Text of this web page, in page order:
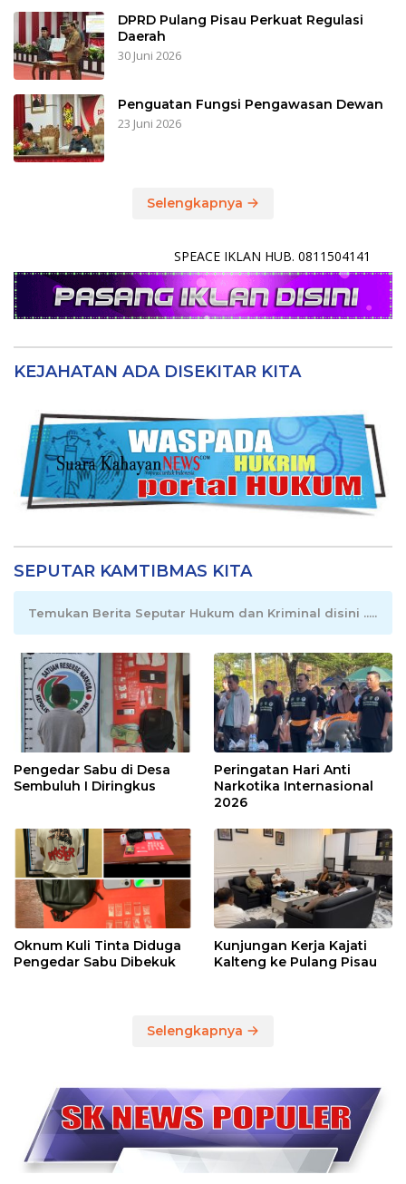
DPRD Pulang Pisau Perkuat Regulasi
Daerah
30 Juni 2026
Penguatan Fungsi Pengawasan Dewan
23 Juni 2026
Selengkapnya
SPEACE IKLAN HUB. 0811504141
KEJAHATAN ADA DISEKITAR KITA
SEPUTAR KAMTIBMAS KITA
Temukan Berita Seputar Hukum dan Kriminal disini .....
Pengedar Sabu di Desa
Sembuluh I Diringkus
Peringatan Hari Anti
Narkotika Internasional
2026
Oknum Kuli Tinta Diduga
Pengedar Sabu Dibekuk
Kunjungan Kerja Kajati
Kalteng ke Pulang Pisau
Selengkapnya